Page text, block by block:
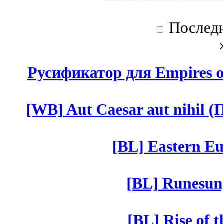
Русификатор для Empires
[WB] Aut Caesar aut nihil
[BL] Eastern
[BL]
[BL] Rise of